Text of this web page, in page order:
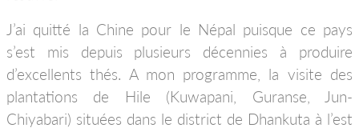
J’ai quitté la Chine pour le Népal puisque ce pays
s’est mis depuis plusieurs décennies à produire
d’excellents thés. A mon programme, la visite des
plantations de Hile (Kuwapani, Guranse, Jun-
Chiyabari) situées dans le district de Dhankuta à l’est